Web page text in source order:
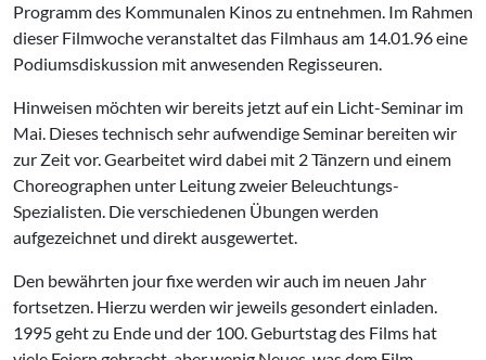
Programm des Kommunalen Kinos zu entnehmen. Im Rahmen
dieser Filmwoche veranstaltet das Filmhaus am 14.01.96 eine
Podiumsdiskussion mit anwesenden Regisseuren.
Hinweisen möchten wir bereits jetzt auf ein Licht-Seminar im
Mai. Dieses technisch sehr aufwendige Seminar bereiten wir
zur Zeit vor. Gearbeitet wird dabei mit 2 Tänzern und einem
Choreographen unter Leitung zweier Beleuchtungs-
Spezialisten. Die verschiedenen Übungen werden
aufgezeichnet und direkt ausgewertet.
Den bewährten jour fixe werden wir auch im neuen Jahr
fortsetzen. Hierzu werden wir jeweils gesondert einladen.
1995 geht zu Ende und der 100. Geburtstag des Films hat